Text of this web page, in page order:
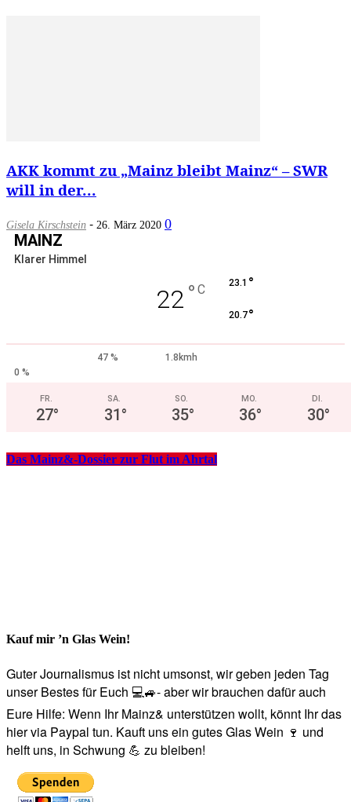
AKK kommt zu „Mainz bleibt Mainz“ – SWR
will in der...
Gisela Kirschstein - 26. März 2020 0
MAINZ
Klarer Himmel
22 ° C 23.1 °
20.7°
47 %
1.8kmh
0 %
FR.
27°
SA.
31°
SO.
35°
MO.
36°
DI.
30°
Das Mainz&-Dossier zur Flut im Ahrtal
Kauf mir ’n Glas Wein!
Guter Journalismus ist nicht umsonst, wir geben jeden Tag
unser Bestes für Euch 💻🚙- aber wir brauchen dafür auch
Eure Hilfe: Wenn Ihr Mainz& unterstützen wollt, könnt Ihr das
hier via Paypal tun. Kauft uns ein gutes Glas Wein 🍷 und
helft uns, in Schwung 💪 zu bleiben!